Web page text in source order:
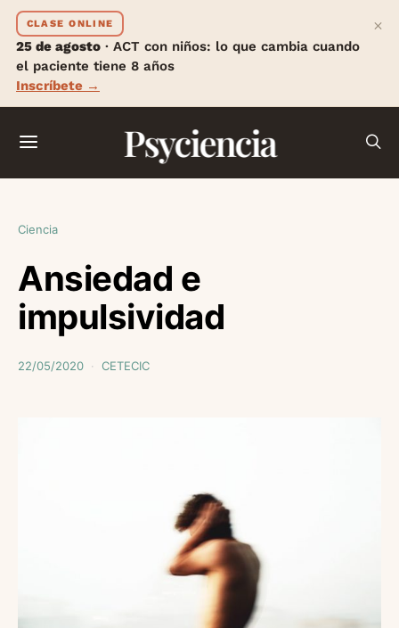
CLASE ONLINE
25 de agosto · ACT con niños: lo que cambia cuando
el paciente tiene 8 años
Inscríbete →
×
Psyciencia
Ciencia
Ansiedad e
impulsividad
22/05/2020 CETECIC